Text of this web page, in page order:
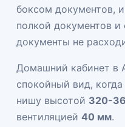
боксом документов,
полкой документов и
документы не
Домашний кабинет в
спокойный вид,
нишу высотой 320-
вентиляцией 40 мм.